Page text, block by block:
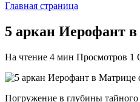
Главная страница
5 аркан Иерофант
На чтение 4 мин Просмотров 1
Погружение в глубины